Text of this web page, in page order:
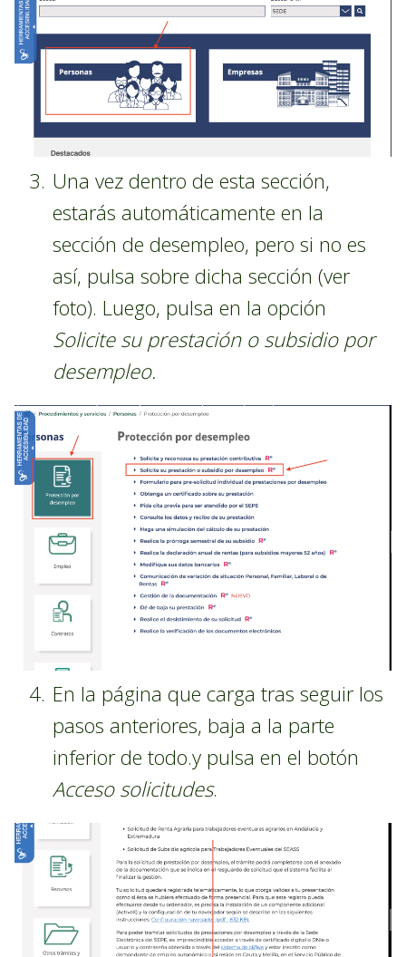
Una vez dentro de esta sección,
estarás automáticamente en la
sección de desempleo, pero si no es
así, pulsa sobre dicha sección (ver
foto). Luego, pulsa en la opción
Solicite su prestación o subsidio por
desempleo.
En la página que carga tras seguir los
pasos anteriores, baja a la parte
inferior de todo.y pulsa en el botón
Acceso solicitudes.